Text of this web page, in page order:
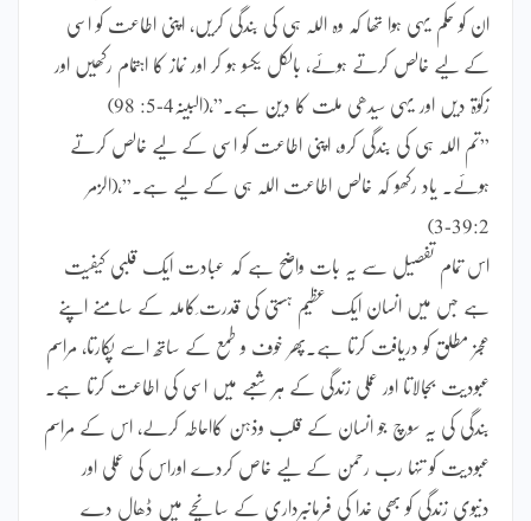
ان کو حکم یہی ہوا تھا کہ وہ اللہ ہی کی بندگی کریں، اپنی اطاعت کو اسی
کے لیے خالص کرتے ہوئے، بالکل یکسو ہو کر اور نماز کا اہتمام رکھیں اور
زکوٰۃ دیں اور یہی سیدھی ملت کا دین ہے۔”،(البینہ4-5: 98)
”تم اللہ ہی کی بندگی کرو، اپنی اطاعت کو اسی کے لیے خالص کرتے
ہوئے۔ یاد رکھو کہ خالص اطاعت اللہ ہی کے لیے ہے۔”،(الزمر
39:2-3)
اس تمام تفصیل سے یہ بات واضح ہے کہ عبادت ایک قلبی کیفیت
ہے جس میں انسان ایک عظیم ہستی کی قدرت ِکاملہ کے سامنے اپنے
عجز مطلق کو دریافت کرتا ہے۔پھر خوف و طمع کے ساتھ اسے پکارتا، مراسم
عبودیت بجالاتا اور عملی زندگی کے ہر شعبے میں اسی کی اطاعت کرتا ہے۔
بندگی کی یہ سوچ جو انسان کے قلب وذہن کااحاطہ کرلے، اس کے مراسم
عبودیت کو تنہا رب رحمن کے لیے خاص کردے اوراس کی عملی اور
دنیوی زندگی کو بھی خدا کی فرمانبرداری کے سانچے میں ڈھال دے